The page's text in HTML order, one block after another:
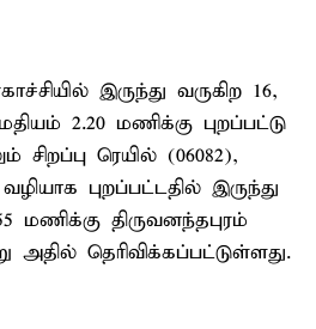
இருந்து வருகிற 16,
2.20 மணிக்கு புறப்பட்டு
சிறப்பு ரெயில் (06082),
புறப்பட்டதில் இருந்து
மணிக்கு திருவனந்தபுரம்
தெரிவிக்கப்பட்டுள்ளது.